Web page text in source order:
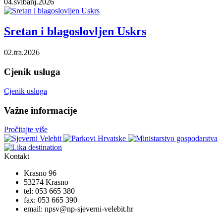
Sretan i blagoslovljen Uskrs
02.tra.2026
Cjenik usluga
Cjenik usluga
Važne informacije
Pročitajte više
Kontakt
Krasno 96
53274 Krasno
tel: 053 665 380
fax: 053 665 390
email: npsv@np-sjeverni-velebit.hr